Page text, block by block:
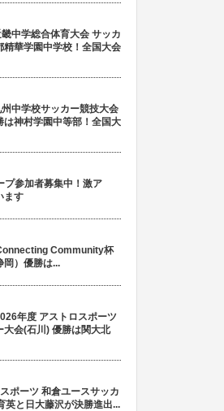
中学総合体育大会 サッカ
華学園中学校！全国大会
中学校サッカー競技大会
は神村学園中等部！全国大
プ参加者募集中！激ア
ます
Community杯
岡）優勝は...
年度 アストロスポーツ
大会(石川) 優勝は関大北
ポーツ 和倉ユースサッカ
英と日大藤沢が決勝進出...